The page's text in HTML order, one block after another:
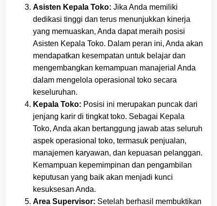
Asisten Kepala Toko: Jika Anda memiliki
dedikasi tinggi dan terus menunjukkan kinerja
yang memuaskan, Anda dapat meraih posisi
Asisten Kepala Toko. Dalam peran ini, Anda akan
mendapatkan kesempatan untuk belajar dan
mengembangkan kemampuan manajerial Anda
dalam mengelola operasional toko secara
keseluruhan.
Kepala Toko: Posisi ini merupakan puncak dari
jenjang karir di tingkat toko. Sebagai Kepala
Toko, Anda akan bertanggung jawab atas seluruh
aspek operasional toko, termasuk penjualan,
manajemen karyawan, dan kepuasan pelanggan.
Kemampuan kepemimpinan dan pengambilan
keputusan yang baik akan menjadi kunci
kesuksesan Anda.
Area Supervisor: Setelah berhasil membuktikan